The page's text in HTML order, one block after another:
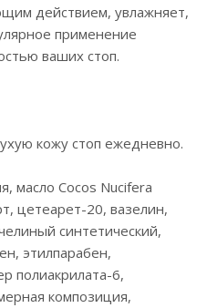
действием, увлажняет,
применение
ваших стоп.
кожу стоп ежедневно.
масло Cocos Nucifera
цетеарет-20, вазелин,
синтетический,
этилпарабен,
полиакрилата-6,
композиция,